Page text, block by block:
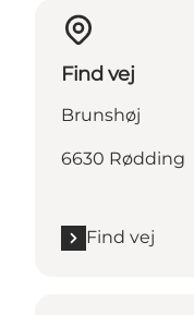
Find vej
Brunshøj
6630 Rødding
Find vej